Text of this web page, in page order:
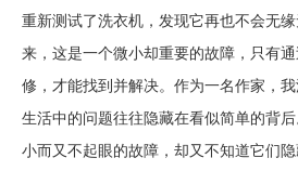
重新测试了洗衣机，发现它再也不会无
来，这是一个微小却重要的故障，只有
修，才能找到并解决。作为一名作家，
生活中的问题往往隐藏在看似简单的背
小而又不起眼的故障，却又不知道它们